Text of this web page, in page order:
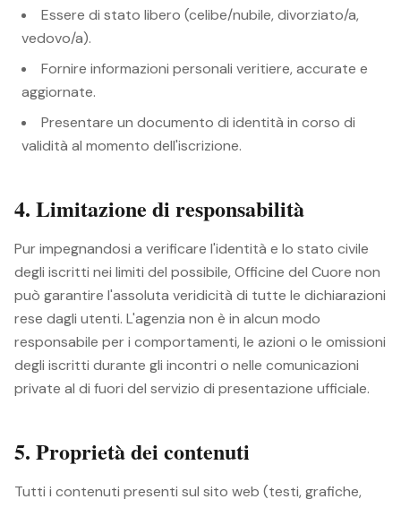
Essere di stato libero (celibe/nubile, divorziato/a,
vedovo/a).
Fornire informazioni personali veritiere, accurate e
aggiornate.
Presentare un documento di identità in corso di
validità al momento dell'iscrizione.
4. Limitazione di responsabilità
Pur impegnandosi a verificare l'identità e lo stato civile
degli iscritti nei limiti del possibile, Officine del Cuore non
può garantire l'assoluta veridicità di tutte le dichiarazioni
rese dagli utenti. L'agenzia non è in alcun modo
responsabile per i comportamenti, le azioni o le omissioni
degli iscritti durante gli incontri o nelle comunicazioni
private al di fuori del servizio di presentazione ufficiale.
5. Proprietà dei contenuti
Tutti i contenuti presenti sul sito web (testi, grafiche,